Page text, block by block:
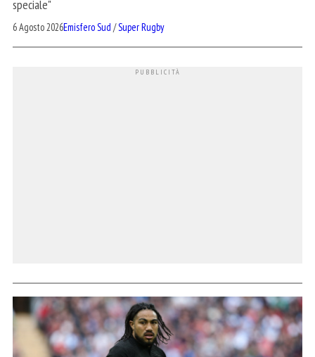
speciale"
6 Agosto 2026Emisfero Sud /Super Rugby